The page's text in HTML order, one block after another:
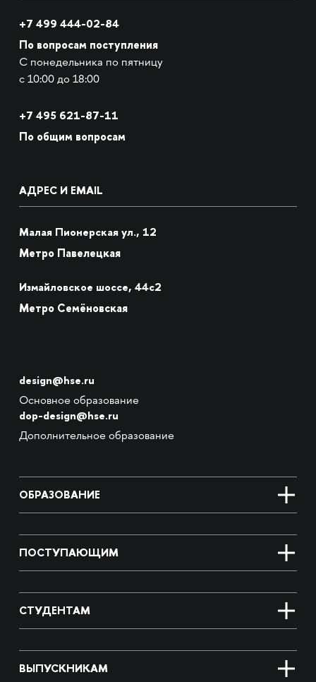
+7 499 444-02-84
По вопросам поступления
С понедельника по пятницу
с 10:00 до 18:00
+7 495 621-87-11
По общим вопросам
АДРЕС И EMAIL
Малая Пионерская ул., 12
Метро Павелецкая
Измайловское шоссе, 44с2
Метро Семёновская
design@hse.ru
Основное образование
dop-design@hse.ru
Дополнительное образование
ОБРАЗОВАНИЕ
ПОСТУПАЮЩИМ
СТУДЕНТАМ
ВЫПУСКНИКАМ